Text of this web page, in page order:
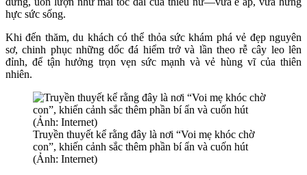
hực sức sống.
Khi đến thăm, du khách có thể thỏa sức khám phá vẻ đẹp nguyên
sơ, chinh phục những dốc đá hiểm trở và lần theo rễ cây leo lên
đỉnh, để tận hưởng trọn vẹn sức mạnh và vẻ hùng vĩ của thiên
nhiên.
Truyền thuyết kể rằng đây là nơi “Voi mẹ khóc chờ
con”, khiến cảnh sắc thêm phần bí ẩn và cuốn hút
(Ảnh: Internet)